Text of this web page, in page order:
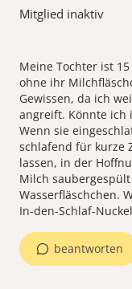
Mitglied inaktiv
Meine Tochter ist
ohne ihr
Gewissen, da ich
angreift. Könnte ich
Wenn sie
schlafend für kurze
lassen, in der
Milch
Wasserfläschchen.
In-den-Schlaf-
beantworten